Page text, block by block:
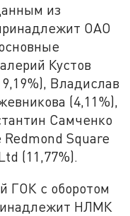
из
ОАО
Кустов
Владислав
(4,11%),
Самченко
Redmond Square
(11,77%).
ГОК с оборотом
НЛМК